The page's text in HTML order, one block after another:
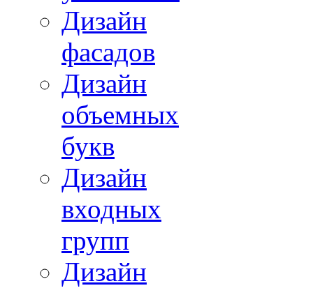
Дизайн
фасадов
Дизайн
объемных
букв
Дизайн
входных
групп
Дизайн